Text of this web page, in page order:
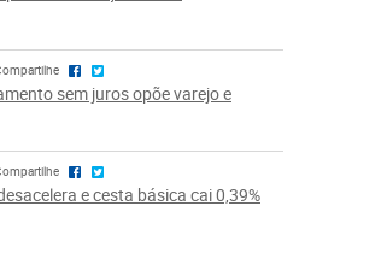
sem juros opõe varejo e
e cesta básica cai 0,39%